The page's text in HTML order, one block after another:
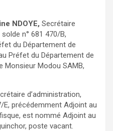
NDOYE, Secrétaire
n° 681 470/B,
du Département de
Préfet du Département de
Monsieur Modou SAMB,
d’administration,
E, précédemment Adjoint au
est nommé Adjoint au
poste vacant.